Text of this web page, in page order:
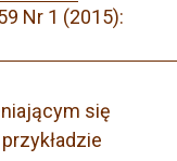
Nr 1 (2015):
się